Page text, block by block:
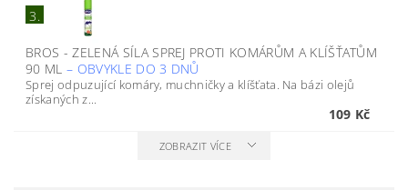
3.
BROS - ZELENÁ SÍLA SPREJ PROTI KOMÁRŮM A KLÍŠŤATŮM
90 ML– OBVYKLE DO 3 DNŮ
Sprej odpuzující komáry, muchničky a klíšťata. Na bázi olejů
získaných z...
109 Kč
ZOBRAZIT VÍCE